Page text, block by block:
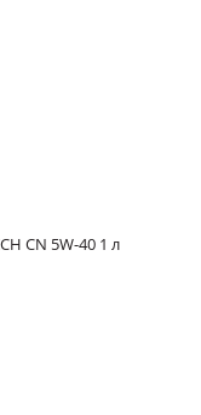
CN 5W-40 1 л